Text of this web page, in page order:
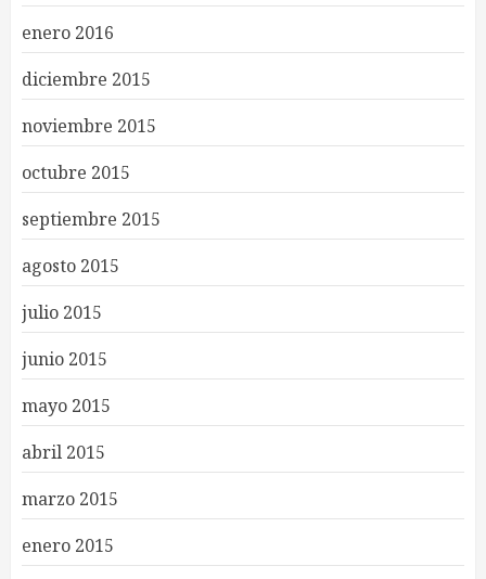
enero 2016
diciembre 2015
noviembre 2015
octubre 2015
septiembre 2015
agosto 2015
julio 2015
junio 2015
mayo 2015
abril 2015
marzo 2015
enero 2015